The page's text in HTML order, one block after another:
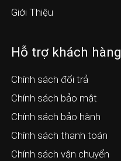
Giới Thiệu
Hỗ trợ khách hàng
Chính sách đổi trả
Chính sách bảo mật
Chính sách bảo hành
Chính sách thanh toán
Chính sách vận chuyển